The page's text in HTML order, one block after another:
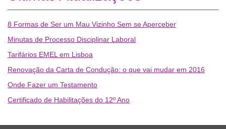
8 Formas de Ser um Mau Vizinho Sem se Aperceber
Minutas de Processo Disciplinar Laboral
Tarifários EMEL em Lisboa
Renovação da Carta de Condução: o que vai mudar em 2016
Onde Fazer um Testamento
Certificado de Habilitações do 12º Ano